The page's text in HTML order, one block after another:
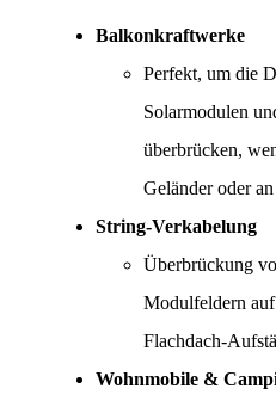
Balkonkraftwerke
Perfekt, um die
Solarmodulen
überbrücken,
Geländer oder
String-Verkabelung
Überbrückung
Modulfeldern
Flachdach-
Wohnmobile &